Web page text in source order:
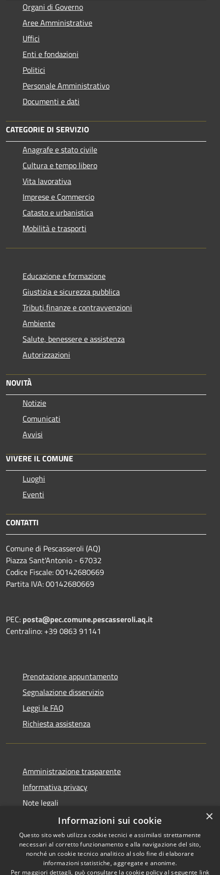
Organi di Governo
Aree Amministrative
Uffici
Enti e fondazioni
Politici
Personale Amministrativo
Documenti e dati
CATEGORIE DI SERVIZIO
Anagrafe e stato civile
Cultura e tempo libero
Vita lavorativa
Imprese e Commercio
Catasto e urbanistica
Mobilità e trasporti
Educazione e formazione
Giustizia e sicurezza pubblica
Tributi,finanze e contravvenzioni
Ambiente
Salute, benessere e assistenza
Autorizzazioni
NOVITÀ
Notizie
Comunicati
Avvisi
VIVERE IL COMUNE
Luoghi
Eventi
CONTATTI
Comune di Pescasseroli (AQ)
Piazza Sant'Antonio - 67032
Codice Fiscale: 00142680669
Partita IVA: 00142680669
PEC: posta@pec.comune.pescasseroli.aq.it
Centralino: +39 0863 91141
Prenotazione appuntamento
Segnalazione disservizio
Leggi le FAQ
Richiesta assistenza
Amministrazione trasparente
Informativa privacy
Note legali
Dichiarazione di accessibilità
RSS
Copyright © 2026 • Comune di
×
Informazioni sui cookie
Questo sito web utilizza cookie tecnici e assimilati strettamente
necessari al corretto funzionamento e alla navigazione del sito,
nonché un cookie tecnico analitico al solo fine di elaborare
informazioni statistiche, aggregate e anonime.
Per maggiori dettagli, può consultare la cookie policy al seguente link